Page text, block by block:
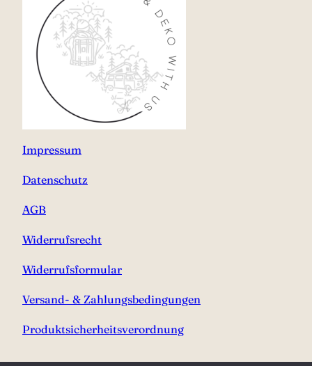
Impressum
Datenschutz
AGB
Widerrufsrecht
Widerrufsformular
Versand- & Zahlungsbedingungen
Produktsicherheitsverordnung